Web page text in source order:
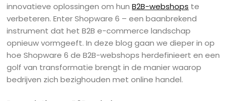
innovatieve oplossingen om hunB2B-webshops te
verbeteren. Enter Shopware 6 – een baanbrekend
instrument dat het B2B e-commerce landschap
opnieuw vormgeeft. In deze blog gaan we dieper in op
hoe Shopware 6 de B2B-webshops herdefinieert en een
golf van transformatie brengt in de manier waarop
bedrijven zich bezighouden met online handel.